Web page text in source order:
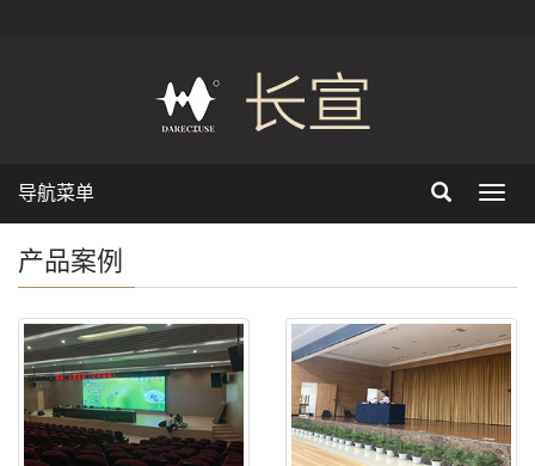
导航菜单
产品案例